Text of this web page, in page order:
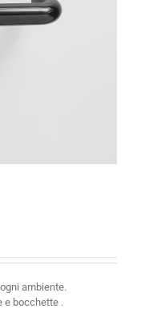
ambiente.
e bocchette .